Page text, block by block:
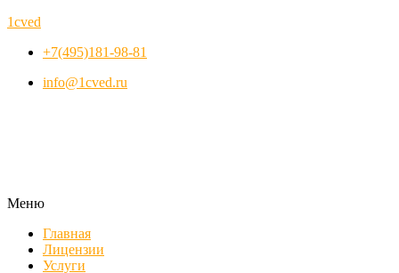
1cved
+7(495)181-98-81
info@1cved.ru
Меню
Главная
Лицензии
Услуги